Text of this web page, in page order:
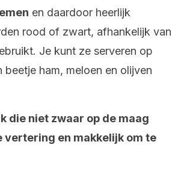
en daardoor heerlijk
rood of zwart, afhankelijk van
Je kunt ze serveren op
beetje ham, meloen en olijven
die niet zwaar op de maag
vertering en makkelijk om te